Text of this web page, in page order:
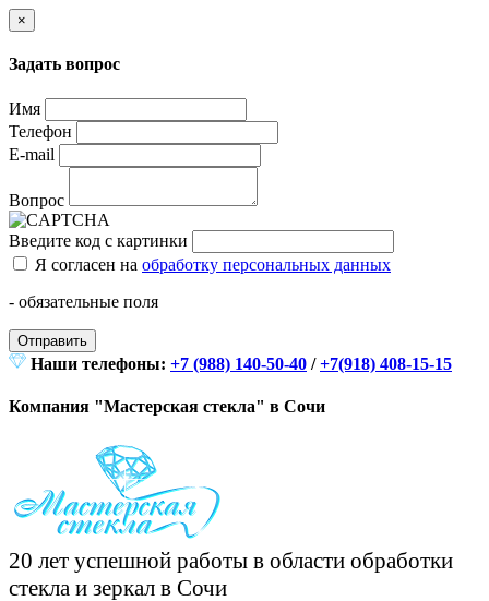
×
Задать вопрос
Имя
Телефон
E-mail
Вопрос
Введите код с картинки
Я согласен на обработку персональных данных
- обязательные поля
Отправить
Наши телефоны: +7 (988) 140-50-40 /+7(918) 408-15-15
Компания "Мастерская стекла" в Сочи
20 лет успешной работы в области обработки
стекла и зеркал в Сочи